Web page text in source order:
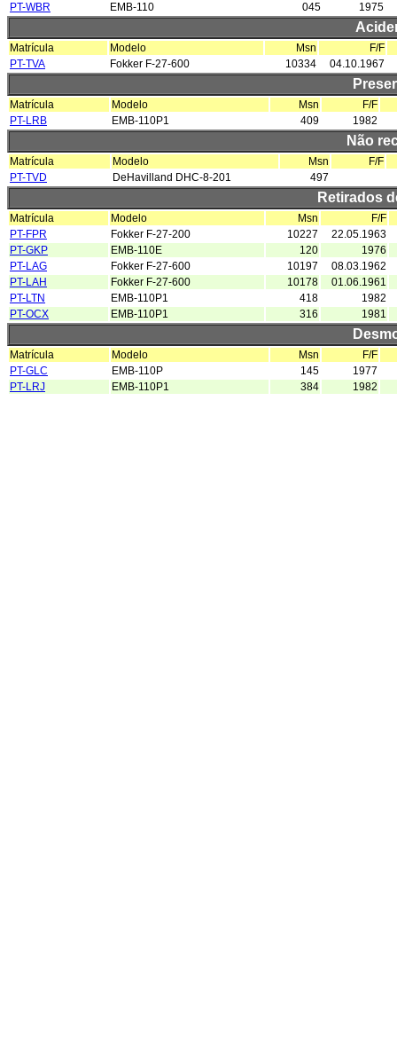
PT-WBR
EMB-110 045 1975
Matrícula Modelo Msn
F/F
PT-TVA
Fokker F-27-600 10334 04.10.1967
Matrícula Modelo Msn
F/F
PT-LRB
EMB-110P1 409 1982
Não
Matrícula Modelo Msn
F/F
PT-TVD
DeHavilland DHC-8-201 497
Retirados
Matrícula Modelo Msn
F/F
PT-FPR
Fokker F-27-200 10227
22.05.1963
PT-GKP
EMB-110E 120
1976
PT-LAG
Fokker F-27-600 10197
08.03.1962
PT-LAH
Fokker F-27-600 10178
01.06.1961
PT-LTN
EMB-110P1 418
1982
PT-OCX
EMB-110P1 316 1981
Matrícula Modelo Msn
F/F
PT-GLC
EMB-110P 145
1977
PT-LRJ
EMB-110P1 384 1982